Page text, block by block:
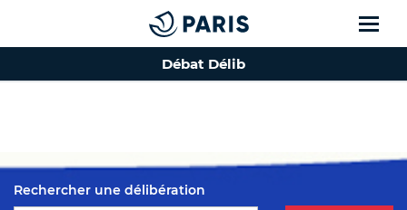
Top of the page
Débat Délib
Rechercher une délibération